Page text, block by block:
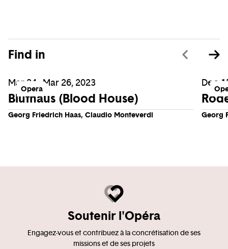
Find in
Opera
Mar 24 - Mar 26, 2023
Bluthaus (Blood House)
Georg Friedrich Haas, Claudio Monteverdi
Dec
Georg
Soutenir l'Opéra
Engagez-vous et contribuez à la concrétisation de ses
missions et de ses projets